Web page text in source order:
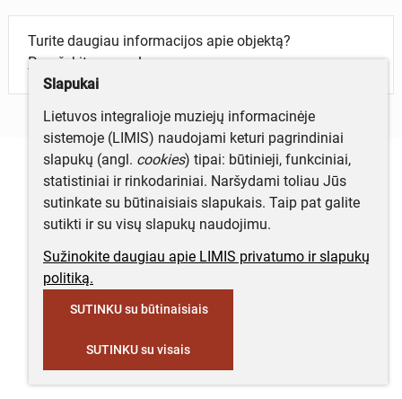
Turite daugiau informacijos apie objektą?
Parašykite mums!
Slapukai
Lietuvos integralioje muziejų informacinėje
sistemoje (LIMIS) naudojami keturi pagrindiniai
slapukų (angl. cookies) tipai: būtinieji, funkciniai,
statistiniai ir rinkodariniai. Naršydami toliau Jūs
sutinkate su būtinaisiais slapukais. Taip pat galite
sutikti ir su visų slapukų naudojimu.
Sužinokite daugiau apie LIMIS privatumo ir slapukų
politiką.
SUTINKU su būtinaisiais
SUTINKU su visais